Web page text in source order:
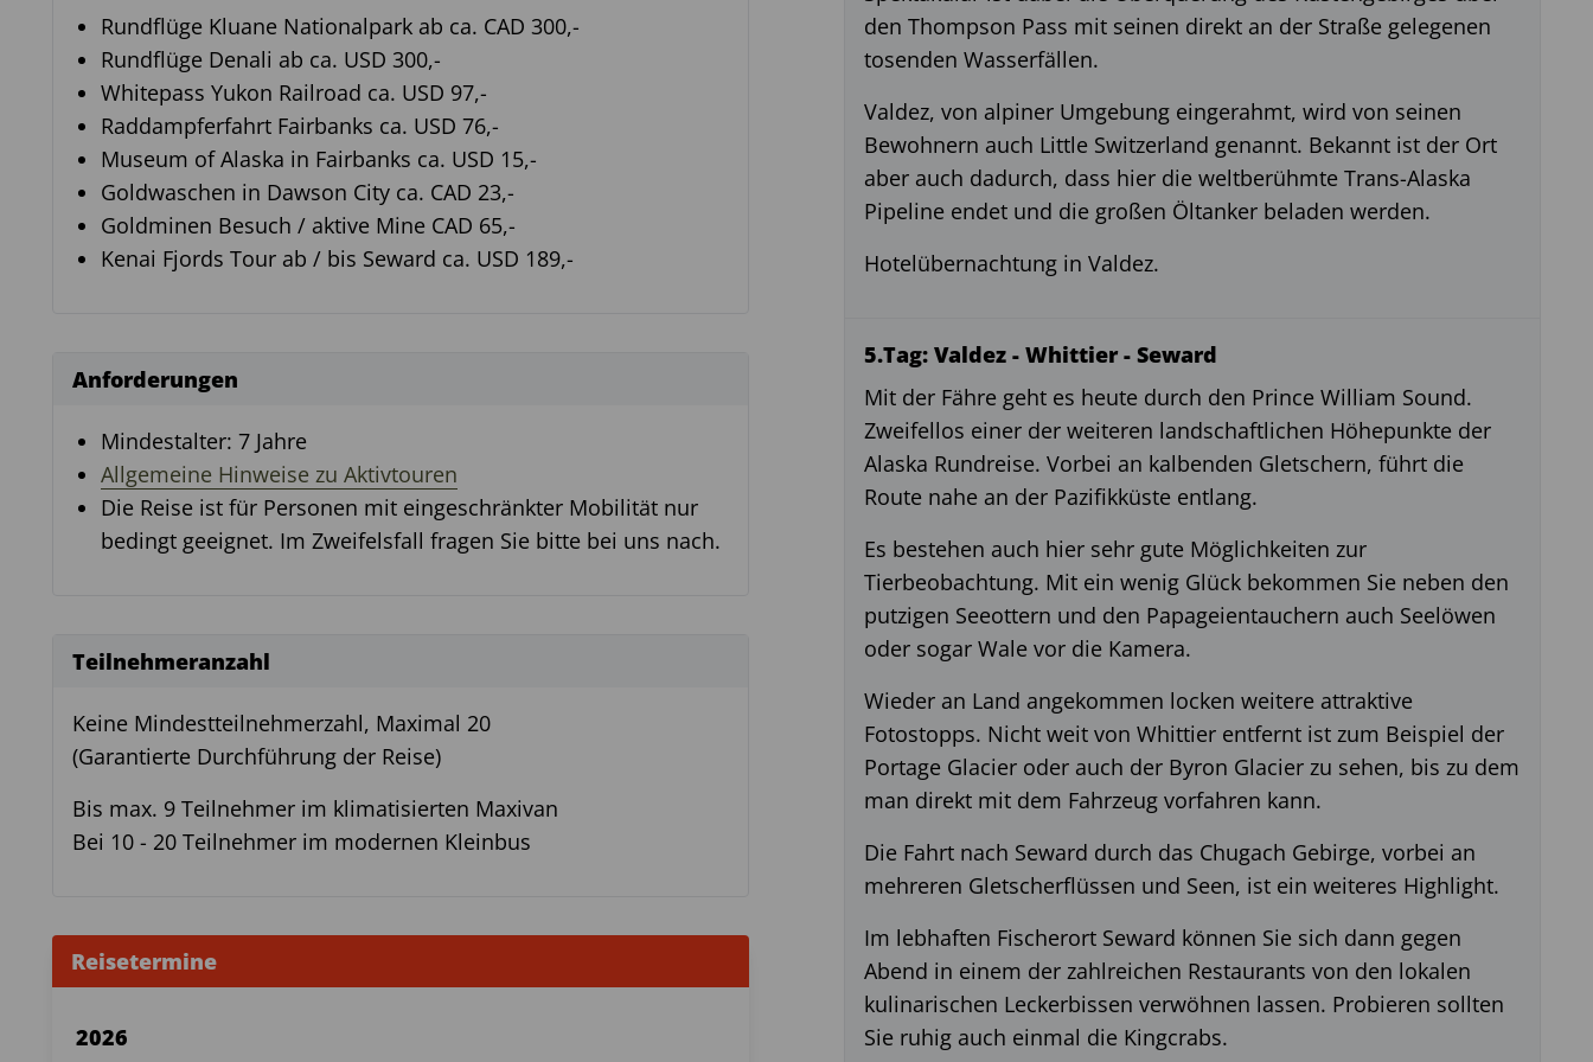
Rundflüge Kluane Nationalpark ab ca. CAD 300,-
Rundflüge Denali ab ca. USD 300,-
Whitepass Yukon Railroad ca. USD 97,-
Raddampferfahrt Fairbanks ca. USD 76,-
Museum of Alaska in Fairbanks ca. USD 15,-
Goldwaschen in Dawson City ca. CAD 23,-
Goldminen Besuch / aktive Mine CAD 65,-
Kenai Fjords Tour ab / bis Seward ca. USD 189,-
Anforderungen
Mindestalter: 7 Jahre
Allgemeine Hinweise zu Aktivtouren
Die Reise ist für Personen mit eingeschränkter Mobilität nur
bedingt geeignet. Im Zweifelsfall fragen Sie bitte bei uns nach.
Teilnehmeranzahl
Keine Mindestteilnehmerzahl, Maximal 20
(Garantierte Durchführung der Reise)
Bis max. 9 Teilnehmer im klimatisierten Maxivan
Bei 10 - 20 Teilnehmer im modernen Kleinbus
Reisetermine
2026
den Thompson Pass mit seinen direkt an der Straße gelegenen
tosenden Wasserfällen.
Valdez, von alpiner Umgebung eingerahmt, wird von seinen
Bewohnern auch Little Switzerland genannt. Bekannt ist der Ort
aber auch dadurch, dass hier die weltberühmte Trans-Alaska
Pipeline endet und die großen Öltanker beladen werden.
Hotelübernachtung in Valdez.
5.Tag: Valdez - Whittier - Seward
Mit der Fähre geht es heute durch den Prince William Sound.
Zweifellos einer der weiteren landschaftlichen Höhepunkte der
Alaska Rundreise. Vorbei an kalbenden Gletschern, führt die
Route nahe an der Pazifikküste entlang.
Es bestehen auch hier sehr gute Möglichkeiten zur
Tierbeobachtung. Mit ein wenig Glück bekommen Sie neben den
putzigen Seeottern und den Papageientauchern auch Seelöwen
oder sogar Wale vor die Kamera.
Wieder an Land angekommen locken weitere attraktive
Fotostopps. Nicht weit von Whittier entfernt ist zum Beispiel der
Portage Glacier oder auch der Byron Glacier zu sehen, bis zu dem
man direkt mit dem Fahrzeug vorfahren kann.
Die Fahrt nach Seward durch das Chugach Gebirge, vorbei an
mehreren Gletscherflüssen und Seen, ist ein weiteres Highlight.
Im lebhaften Fischerort Seward können Sie sich dann gegen
Abend in einem der zahlreichen Restaurants von den lokalen
kulinarischen Leckerbissen verwöhnen lassen. Probieren sollten
Sie ruhig auch einmal die Kingcrabs.